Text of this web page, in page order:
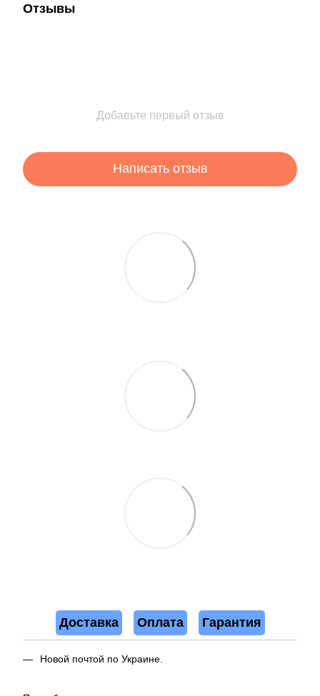
Отзывы
Добавьте первый отзыв
Написать отзыв
Доставка Оплата Гарантия
Новой почтой по Украине.